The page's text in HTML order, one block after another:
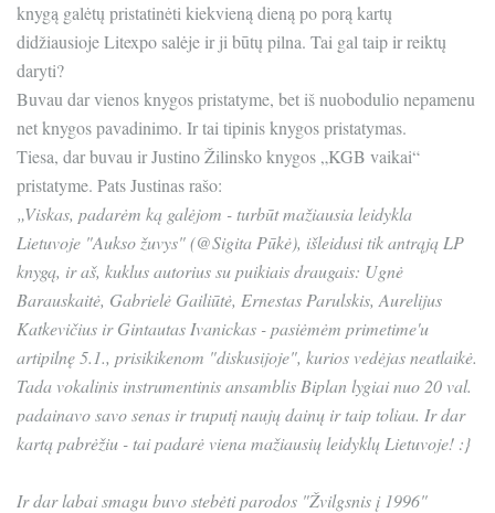
knygą galėtų pristatinėti kiekvieną dieną po porą kartų
didžiausioje Litexpo salėje ir ji būtų pilna. Tai gal taip ir reiktų
daryti?
Buvau dar vienos knygos pristatyme, bet iš nuobodulio nepamenu
net knygos pavadinimo. Ir tai tipinis knygos pristatymas.
Tiesa, dar buvau ir Justino Žilinsko knygos „KGB vaikai“
pristatyme. Pats Justinas rašo:
„Viskas, padarėm ką galėjom - turbūt mažiausia leidykla
Lietuvoje "Aukso žuvys" (@Sigita Pūkė), išleidusi tik antrąją LP
knygą, ir aš, kuklus autorius su puikiais draugais: Ugnė
Barauskaitė, Gabrielė Gailiūtė, Ernestas Parulskis, Aurelijus
Katkevičius ir Gintautas Ivanickas - pasiėmėm primetime'u
artipilnę 5.1., prisikikenom "diskusijoje", kurios vedėjas neatlaikė.
Tada vokalinis instrumentinis ansamblis Biplan lygiai nuo 20 val.
padainavo savo senas ir truputį naujų dainų ir taip toliau. Ir dar
kartą pabrėžiu - tai padarė viena mažiausių leidyklų Lietuvoje! :}
Ir dar labai smagu buvo stebėti parodos "Žvilgsnis į 1996"